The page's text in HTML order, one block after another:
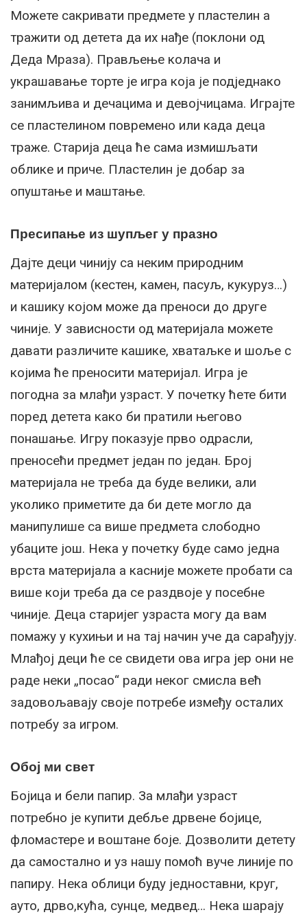
Можете сакривати предмете у пластелин а
тражити од детета да их нађе (поклони од
Деда Мраза). Прављење колача и
украшавање торте је игра која је подједнако
занимљива и дечацима и девојчицама. Играјте
се пластелином повремено или када деца
траже. Старија деца ће сама измишљати
облике и приче. Пластелин је добар за
опуштање и маштање.
Пресипање из шупљег у празно
Дајте деци чинију са неким природним
материјалом (кестен, камен, пасуљ, кукуруз…)
и кашику којом може да преноси до друге
чиније. У зависности од материјала можете
давати различите кашике, хватаљке и шоље с
којима ће преносити материјал. Игра је
погодна за млађи узраст. У почетку ћете бити
поред детета како би пратили његово
понашање. Игру показује прво одрасли,
преносећи предмет један по један. Број
материјала не треба да буде велики, али
уколико приметите да би дете могло да
манипулише са више предмета слободно
убаците још. Нека у почетку буде само једна
врста материјала а касније можете пробати са
више који треба да се раздвоје у посебне
чиније. Деца старијег узраста могу да вам
помажу у кухињи и на тај начин уче да сарађују.
Млађој деци ће се свидети ова игра јер они не
раде неки „посао“ ради неког смисла већ
задовољавају своје потребе између осталих
потребу за игром.
Обој ми свет
Бојица и бели папир. За млађи узраст
потребно је купити дебље дрвене бојице,
фломастере и воштане боје. Дозволити детету
да самостално и уз нашу помоћ вуче линије по
папиру. Нека облици буду једноставни, круг,
ауто, дрво,кућа, сунце, медвед… Нека шарају